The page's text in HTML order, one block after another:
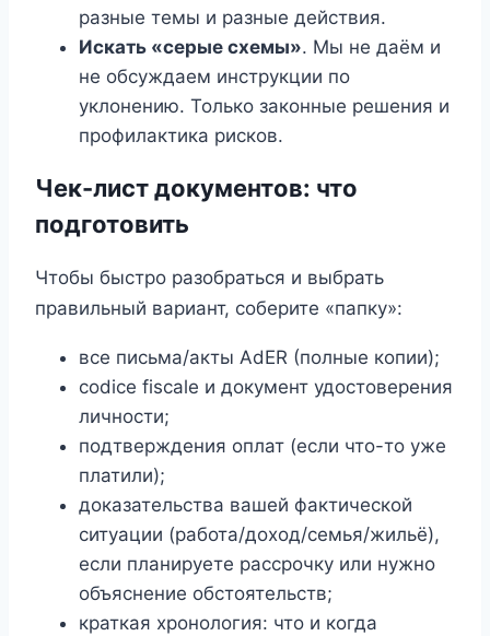
разные темы и разные действия.
Искать «серые схемы». Мы не даём и
не обсуждаем инструкции по
уклонению. Только законные решения и
профилактика рисков.
Чек-лист документов: что
подготовить
Чтобы быстро разобраться и выбрать
правильный вариант, соберите «папку»:
все письма/акты AdER (полные копии);
codice fiscale и документ удостоверения
личности;
подтверждения оплат (если что-то уже
платили);
доказательства вашей фактической
ситуации (работа/доход/семья/жильё),
если планируете рассрочку или нужно
объяснение обстоятельств;
краткая хронология: что и когда